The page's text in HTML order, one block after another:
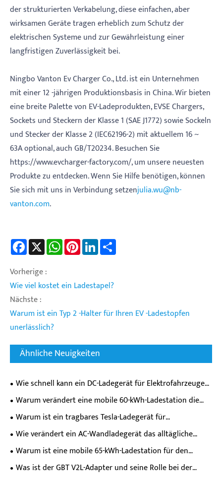
der strukturierten Verkabelung, diese einfachen, aber
wirksamen Geräte tragen erheblich zum Schutz der
elektrischen Systeme und zur Gewährleistung einer
langfristigen Zuverlässigkeit bei.
Ningbo Vanton Ev Charger Co., Ltd. ist ein Unternehmen
mit einer 12 -jährigen Produktionsbasis in China. Wir bieten
eine breite Palette von EV-Ladeprodukten, EVSE Chargers,
Sockets und Steckern der Klasse 1 (SAE J1772) sowie Sockeln
und Stecker der Klasse 2 (IEC62196-2) mit aktuellem 16 ~
63A optional, auch GB/T20234. Besuchen Sie
https://www.evcharger-factory.com/, um unsere neuesten
Produkte zu entdecken. Wenn Sie Hilfe benötigen, können
Sie sich mit uns in Verbindung setzenjulia.wu@nb-
vanton.com.
Facebook WhatsAppPinterestLinkedIn
Vorherige :
Wie viel kostet ein Ladestapel?
Nächste :
Warum ist ein Typ 2 -Halter für Ihren EV -Ladestopfen
unerlässlich?
Ähnliche Neuigkeiten
Wie schnell kann ein DC-Ladegerät für Elektrofahrzeuge
die Batterie Ihres Elektroautos tatsächlich aufladen?
Warum verändert eine mobile 60-kWh-Ladestation die
Flexibilität beim Laden von Elektrofahrzeugen?
Warum ist ein tragbares Tesla-Ladegerät für
Elektrofahrzeuge für Besitzer moderner Elektrofahrzeuge
unverzichtbar?
Wie verändert ein AC-Wandladegerät das alltägliche
Ladeerlebnis für Elektrofahrzeuge?
Warum ist eine mobile 65-kWh-Ladestation für den
Straßenrettungsdienst für die Notfallversorgung moderner
Elektrofahrzeuge unerlässlich?
Was ist der GBT V2L-Adapter und seine Rolle bei der